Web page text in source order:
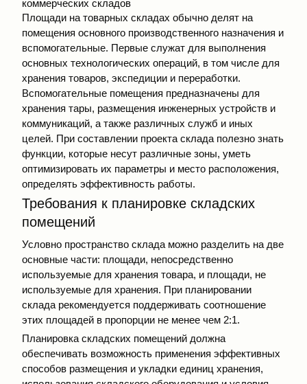
коммерческих складов
Площади на товарных складах обычно делят на
помещения основного производственного назначения и
вспомогательные. Первые служат для выполнения
основных технологических операций, в том числе для
хранения товаров, экспедиции и переработки.
Вспомогательные помещения предназначены для
хранения тары, размещения инженерных устройств и
коммуникаций, а также различных служб и иных
целей. При составлении проекта склада полезно знать
функции, которые несут различные зоны, уметь
оптимизировать их параметры и место расположения,
определять эффективность работы.
Требования к планировке складских
помещений
Условно пространство склада можно разделить на две
основные части: площади, непосредственно
используемые для хранения товара, и площади, не
используемые для хранения. При планировании
склада рекомендуется поддерживать соотношение
этих площадей в пропорции не менее чем 2:1.
Планировка складских помещений должна
обеспечивать возможность применения эффективных
способов размещения и укладки единиц хранения,